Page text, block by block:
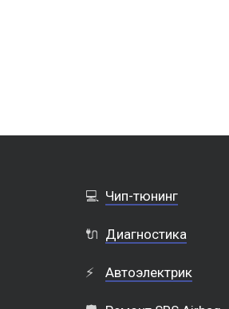
💻 Чип-тюнинг
🔌 Диагностика
⚡ Автоэлектрик